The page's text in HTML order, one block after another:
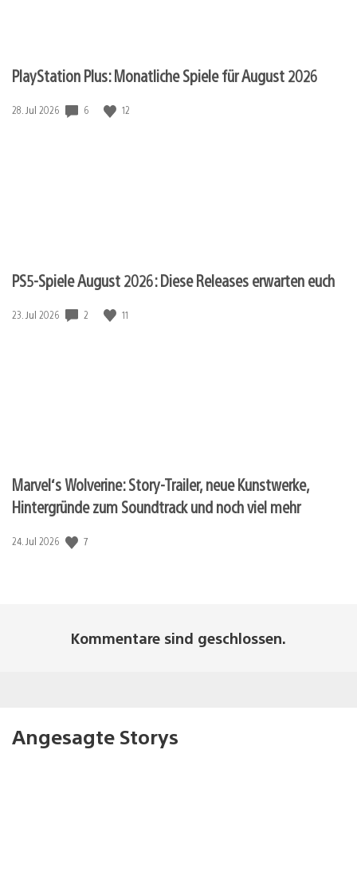
PlayStation Plus: Monatliche Spiele für August 2026
Veröffentlichungsdatum:
28. Jul 2026 6 12
PS5-Spiele August 2026: Diese Releases erwarten euch
Veröffentlichungsdatum:
23. Jul 2026 2 11
Marvel‘s Wolverine: Story-Trailer, neue Kunstwerke,
Hintergründe zum Soundtrack und noch viel mehr
Veröffentlichungsdatum:
24. Jul 2026 7
Kommentare sind geschlossen.
Angesagte Storys